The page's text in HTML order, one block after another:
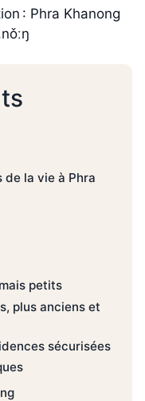
: Phra Khanong
la vie à Phra
petits
plus anciens et
sécurisées